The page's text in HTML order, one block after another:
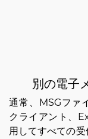
別の電子
通常、MSGファ
クライアント、
用してすべての